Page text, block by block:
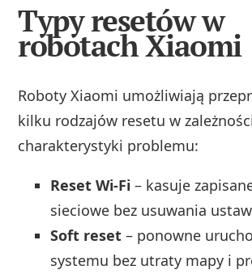
Typy resetów w
robotach Xiaomi
Roboty Xiaomi umożliwiają
kilku rodzajów resetu w
charakterystyki problemu:
Reset Wi-Fi – kasuje
sieciowe bez usuwania
Soft reset – ponowne
systemu bez utraty mapy i